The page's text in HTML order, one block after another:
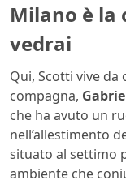
Milano è la
vedrai
Qui, Scotti vive
compagna,
che ha avuto un
nell’allestimento
situato al settimo
ambiente che